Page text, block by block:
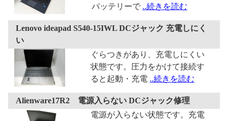
バッテリーで ..続きを読む
Lenovo ideapad S540-15IWL DCジャック 充電しにく
い
ぐらつきがあり、充電しにくい
状態です。圧⼒をかけて接続す
ると起動・充電 ..続きを読む
Alienware17R2 電源入らない DCジャック修理
電源が入らない状態です。充電